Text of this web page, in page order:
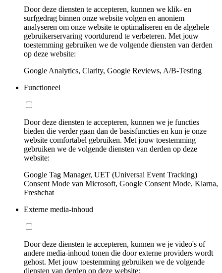
Door deze diensten te accepteren, kunnen we klik- en
surfgedrag binnen onze website volgen en anoniem
analyseren om onze website te optimaliseren en de algehele
gebruikerservaring voortdurend te verbeteren. Met jouw
toestemming gebruiken we de volgende diensten van derden
op deze website:
Google Analytics, Clarity, Google Reviews, A/B-Testing
Functioneel
Door deze diensten te accepteren, kunnen we je functies
bieden die verder gaan dan de basisfuncties en kun je onze
website comfortabel gebruiken. Met jouw toestemming
gebruiken we de volgende diensten van derden op deze
website:
Google Tag Manager, UET (Universal Event Tracking)
Consent Mode van Microsoft, Google Consent Mode, Klarna,
Freshchat
Externe media-inhoud
Door deze diensten te accepteren, kunnen we je video's of
andere media-inhoud tonen die door externe providers wordt
gehost. Met jouw toestemming gebruiken we de volgende
diensten van derden op deze website: